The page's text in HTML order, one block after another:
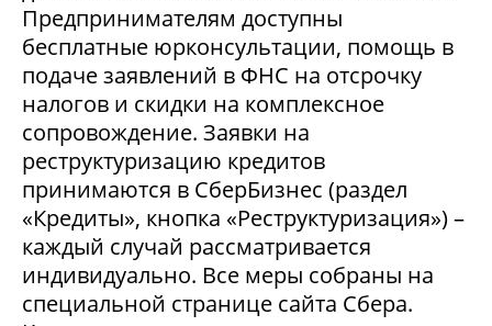
Предпринимателям доступны
бесплатные юрконсультации, помощь в
подаче заявлений в ФНС на отсрочку
налогов и скидки на комплексное
сопровождение. Заявки на
реструктуризацию кредитов
принимаются в СберБизнес (раздел
«Кредиты», кнопка «Реструктуризация») –
каждый случай рассматривается
индивидуально. Все меры собраны на
специальной странице сайта Сбера.